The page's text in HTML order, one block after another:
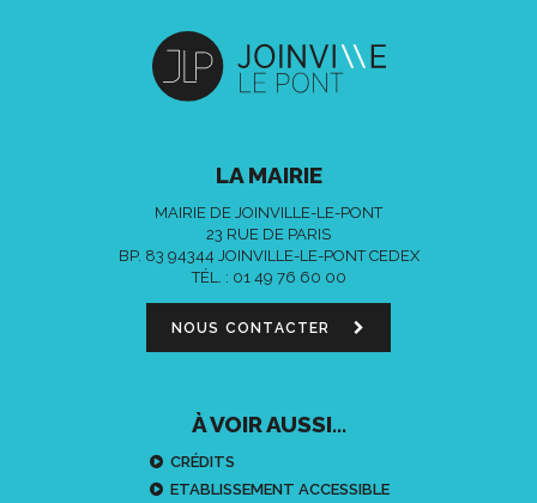
LA MAIRIE
MAIRIE DE JOINVILLE-LE-PONT
23 RUE DE PARIS
BP. 83 94344 JOINVILLE-LE-PONT CEDEX
TÉL. : 01 49 76 60 00
NOUS CONTACTER
À VOIR AUSSI...
CRÉDITS
ETABLISSEMENT ACCESSIBLE